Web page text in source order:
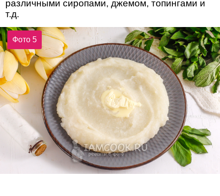
различными сиропами, джемом, топингами и
т.д.
Фото 5